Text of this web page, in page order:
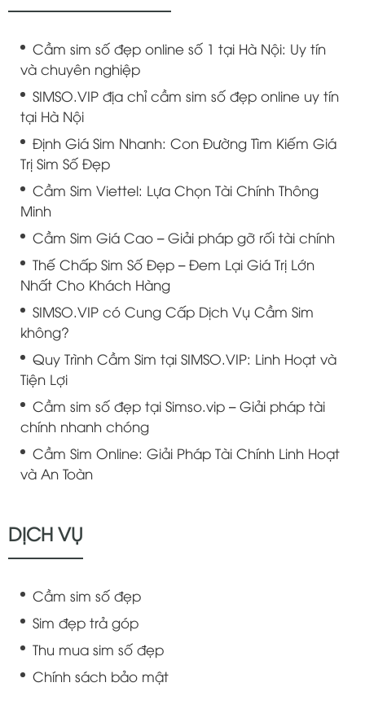
Cầm sim số đẹp online số 1 tại Hà Nội: Uy tín
và chuyên nghiệp
SIMSO.VIP địa chỉ cầm sim số đẹp online uy tín
tại Hà Nội
Định Giá Sim Nhanh: Con Đường Tìm Kiếm Giá
Trị Sim Số Đẹp
Cầm Sim Viettel: Lựa Chọn Tài Chính Thông
Minh
Cầm Sim Giá Cao – Giải pháp gỡ rối tài chính
Thế Chấp Sim Số Đẹp – Đem Lại Giá Trị Lớn
Nhất Cho Khách Hàng
SIMSO.VIP có Cung Cấp Dịch Vụ Cầm Sim
không?
Quy Trình Cầm Sim tại SIMSO.VIP: Linh Hoạt và
Tiện Lợi
Cầm sim số đẹp tại Simso.vip – Giải pháp tài
chính nhanh chóng
Cầm Sim Online: Giải Pháp Tài Chính Linh Hoạt
và An Toàn
DỊCH VỤ
Cầm sim số đẹp
Sim đẹp trả góp
Thu mua sim số đẹp
Chính sách bảo mật